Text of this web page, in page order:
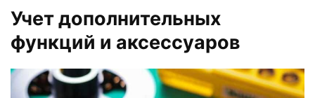
Учет дополнительных
функций и аксессуаров